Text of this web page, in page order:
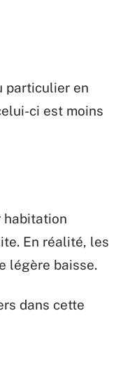
particulier en
ci est moins
habitation
En réalité, les
légère baisse.
dans cette